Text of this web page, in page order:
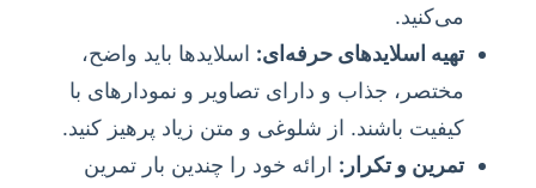
می‌کنید.
تهیه اسلایدهای حرفه‌ای: اسلایدها باید واضح،
مختصر، جذاب و دارای تصاویر و نمودارهای با
کیفیت باشند. از شلوغی و متن زیاد پرهیز کنید.
تمرین و تکرار: ارائه خود را چندین بار تمرین